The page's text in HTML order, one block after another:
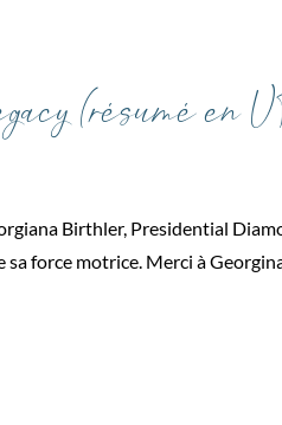
(résumé en
Birthler, Presidential
sa force motrice. Merci à